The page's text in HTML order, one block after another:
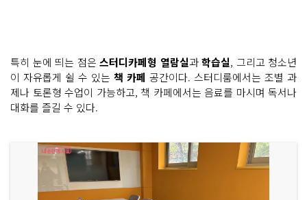
특히 눈에 띄는 점은 스터디카페형 열람실과학습실, 그리고 청소년
이 자유롭게 쉴 수 있는 책 카페 공간이다. 스터디룸에서는 조별 과
제나 토론형 수업이 가능하고, 책 카페에서는 음료를 마시며 독서나
대화를 즐길 수 있다.